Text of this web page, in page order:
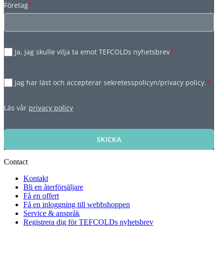
Företag*
Ja, jag skulle vilja ta emot TEFCOLDs nyhetsbrev*
Jag har läst och accepterar sekretesspolicyn/privacy policy.*
Läs vår privacy policy
SKICKA
Contact
Kontakt
Bli en återförsäljare
Få en offert
Få en inloggning till webbshoppen
Service & anspråk
Registrera dig för TEFCOLDs nyhetsbrev